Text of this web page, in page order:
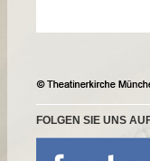
FOLGEN SIE UNS